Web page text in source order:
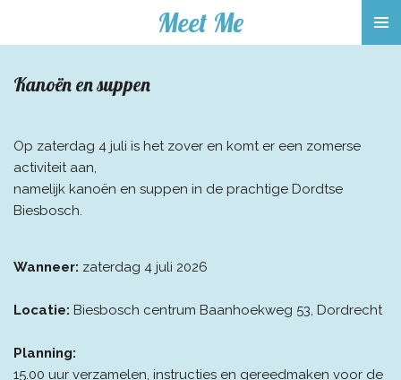
de
Meet Me
Kanoën en suppen
Op zaterdag 4 juli is het zover en komt er een zomerse
activiteit aan,
namelijk kanoën en suppen in de prachtige Dordtse
Biesbosch.
Wanneer: zaterdag 4 juli 2026
Locatie: Biesbosch centrum Baanhoekweg 53, Dordrecht
Planning:
15.00 uur verzamelen, instructies en gereedmaken voor de